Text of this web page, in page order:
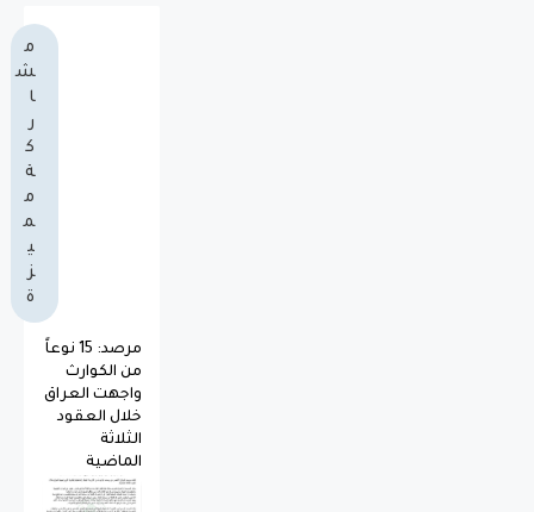
م
ش
ا
ر
ك
ة
م
م
ي
ز
ة
مرصد: 15 نوعاً
من الكوارث
واجهت العراق
خلال العقود
الثلاثة
الماضية